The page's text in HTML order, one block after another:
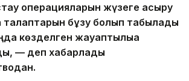
операцияларын жүзеге асыру
талаптарын бұзу болып табылады
көзделген жауаптылыққа
— деп хабарлады